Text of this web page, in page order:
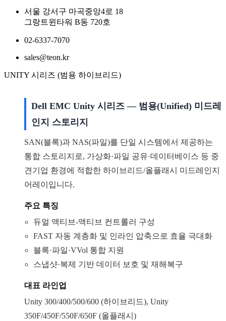
서울 강서구 마곡중앙4로 18
그랑트윈타워 B동 720호
02-6337-7070
sales@teon.kr
UNITY 시리즈 (범용 하이브리드)
Dell EMC Unity 시리즈 — 범용(Unified) 미드레
인지 스토리지
SAN(블록)과 NAS(파일)를 단일 시스템에서 제공하는
통합 스토리지로, 가상화·파일 공유·데이터베이스 등 중
견기업 환경에 적합한 하이브리드/올플래시 미드레인지
어레이입니다.
주요 특징
듀얼 액티브-액티브 컨트롤러 구성
FAST 자동 계층화 및 인라인 압축으로 효율 극대화
블록·파일·VVol 통합 지원
스냅샷·복제 기반 데이터 보호 및 재해복구
대표 라인업
Unity 300/400/500/600 (하이브리드), Unity
350F/450F/550F/650F (올플래시)